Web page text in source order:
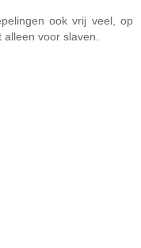
ook vrij veel, op
voor slaven.